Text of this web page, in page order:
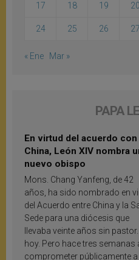
17 18 19 20
24 25 26 27
« Ene Mar »
PAPA
En virtud del acuerdo con
China, León XIV nombra
nuevo obispo
Mons. Chang Yanfeng, de 42
años, ha sido nombrado en
del Acuerdo entre China y la
Sede para una diócesis que
llevaba veinte años sin
hoy. Pero hace tres semanas
comprometer públicamente